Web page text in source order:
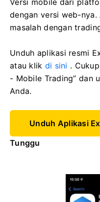
Versi mobile dari
dengan versi web-
masalah dengan
Unduh aplikasi resmi
atau klik di sini .
- Mobile Trading” dan
Anda.
Unduh Aplikasi
Tunggu